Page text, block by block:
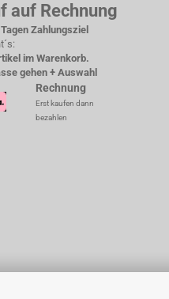
auf Rechnung
Zahlungsziel
im Warenkorb.
gehen + Auswahl
Rechnung
Erst kaufen dann
bezahlen